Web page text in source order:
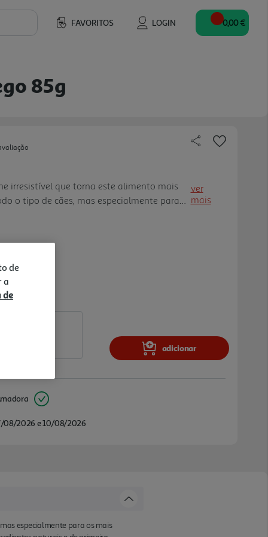
FAVORITOS LOGIN 0,00 €
85g
irresistível que torna este alimento mais
o tipo de cães, mas especialmente para
nutrição ótima e saudável.
ver
mais
adicionar
08/2026 e 10/08/2026
especialmente para os mais
de
a
de